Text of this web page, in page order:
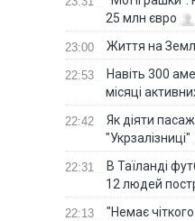
25 млн євро
23:00 Життя на
22:53
Навіть 300
місяці
22:42
Як діяти
"Укрзалізниці"
22:31
В Таїланді
12 людей
22:13
"Немає